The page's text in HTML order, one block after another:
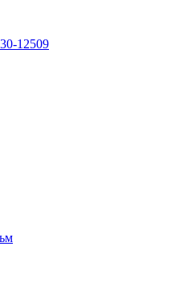
12509